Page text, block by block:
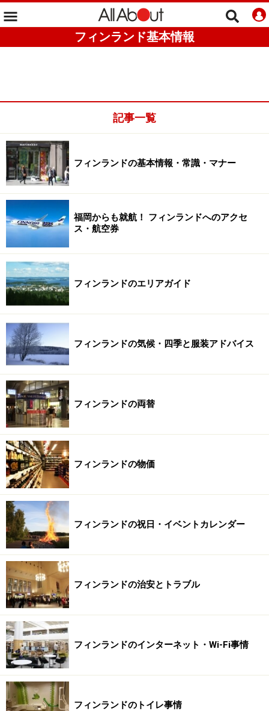
フィンランド基本情報
記事一覧
フィンランドの基本情報・常識・マナー
福岡からも就航！ フィンランドへのアクセ
ス・航空券
フィンランドのエリアガイド
フィンランドの気候・四季と服装アドバイス
フィンランドの両替
フィンランドの物価
フィンランドの祝日・イベントカレンダー
フィンランドの治安とトラブル
フィンランドのインターネット・Wi-Fi事情
フィンランドのトイレ事情